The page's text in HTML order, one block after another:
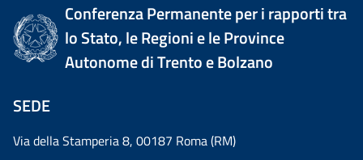
Conferenza Permanente per i rapporti tra
lo Stato, le Regioni e le Province
Autonome di Trento e Bolzano
SEDE
Via della Stamperia 8, 00187 Roma (RM)